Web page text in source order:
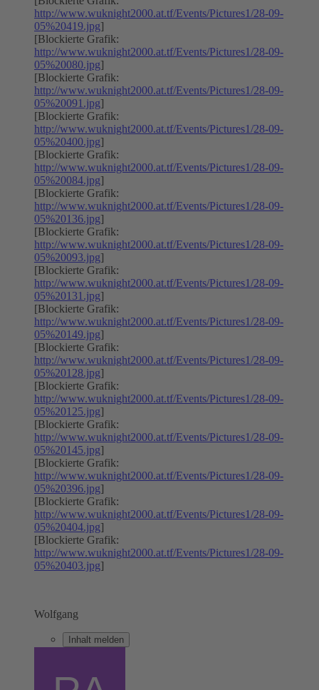
http://www.wuknight2000.at.tf/Events/Pictures1/28-09-
05%20419.jpg]
[Blockierte Grafik:
http://www.wuknight2000.at.tf/Events/Pictures1/28-09-
05%20080.jpg]
[Blockierte Grafik:
http://www.wuknight2000.at.tf/Events/Pictures1/28-09-
05%20091.jpg]
[Blockierte Grafik:
http://www.wuknight2000.at.tf/Events/Pictures1/28-09-
05%20400.jpg]
[Blockierte Grafik:
http://www.wuknight2000.at.tf/Events/Pictures1/28-09-
05%20084.jpg]
[Blockierte Grafik:
http://www.wuknight2000.at.tf/Events/Pictures1/28-09-
05%20136.jpg]
[Blockierte Grafik:
http://www.wuknight2000.at.tf/Events/Pictures1/28-09-
05%20093.jpg]
[Blockierte Grafik:
http://www.wuknight2000.at.tf/Events/Pictures1/28-09-
05%20131.jpg]
[Blockierte Grafik:
http://www.wuknight2000.at.tf/Events/Pictures1/28-09-
05%20149.jpg]
[Blockierte Grafik:
http://www.wuknight2000.at.tf/Events/Pictures1/28-09-
05%20128.jpg]
[Blockierte Grafik:
http://www.wuknight2000.at.tf/Events/Pictures1/28-09-
05%20125.jpg]
[Blockierte Grafik:
http://www.wuknight2000.at.tf/Events/Pictures1/28-09-
05%20145.jpg]
[Blockierte Grafik:
http://www.wuknight2000.at.tf/Events/Pictures1/28-09-
05%20396.jpg]
[Blockierte Grafik:
http://www.wuknight2000.at.tf/Events/Pictures1/28-09-
05%20404.jpg]
[Blockierte Grafik:
http://www.wuknight2000.at.tf/Events/Pictures1/28-09-
05%20403.jpg]
Wolfgang
Inhalt melden